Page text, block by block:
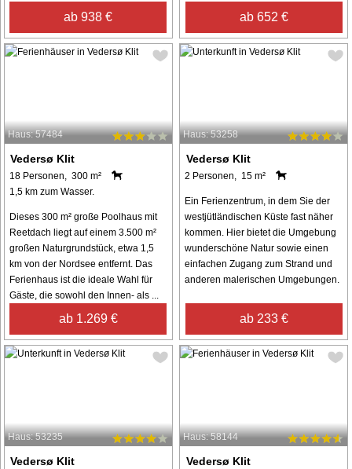
ab 938 € ab 652 €
Haus: 57484
Vedersø Klit
18 Personen, 300 m²
1,5 km zum Wasser.
Dieses 300 m² große Poolhaus mit
Reetdach liegt auf einem 3.500 m²
großen Naturgrundstück, etwa 1,5
km von der Nordsee entfernt. Das
Ferienhaus ist die ideale Wahl für
Gäste, die sowohl den Innen- als ...
ab 1.269 €
Haus: 53258
Vedersø Klit
2 Personen, 15 m²
Ein Ferienzentrum, in dem Sie der
westjütländischen Küste fast näher
kommen. Hier bietet die Umgebung
wunderschöne Natur sowie einen
einfachen Zugang zum Strand und
anderen malerischen Umgebungen.
ab 233 €
Haus: 53235
Vedersø Klit
Haus: 58144
Vedersø Klit